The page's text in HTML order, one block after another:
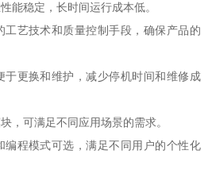
能稳定，长时间运行成本低。
工艺技术和质量控制手段，确保产品的
于更换和维护，减少停机时间和维修成
，可满足不同应用场景的需求。
编程模式可选，满足不同用户的个性化